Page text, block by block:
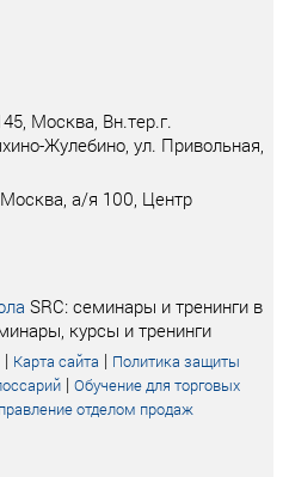
Москва, Вн.тер.г.
Жулебино, ул. Привольная,
Москва, а/я 100, Центр
SRC: семинары и тренинги в
курсы и тренинги
| Карта сайта | Политика защиты
| Обучение для торговых
отделом продаж